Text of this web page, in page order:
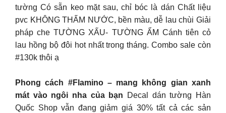
tường Có sẵn keo mặt sau, chỉ bóc là dán Chất liệu
pvc KHÔNG THẤM NƯỚC, bền màu, dễ lau chùi Giải
pháp che TƯỜNG XẤU- TƯỜNG ẨM Cánh tiên cỏ
lau hồng bộ đôi hot nhất trong tháng. Combo sale còn
#130k thôi ạ
Phong cách #Flamino – mang không gian xanh
mát vào ngôi nha của bạn
Decal dán tường Hàn
Quốc Shop vẫn đang giảm giá 30% tất cả các sản